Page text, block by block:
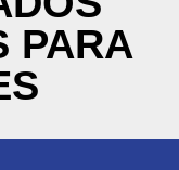
PARA